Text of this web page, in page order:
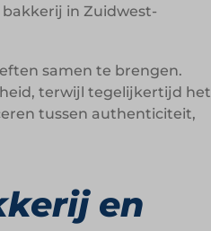
in Zuidwest-
samen te brengen.
terwijl tegelijkertijd het
tussen authenticiteit,
en